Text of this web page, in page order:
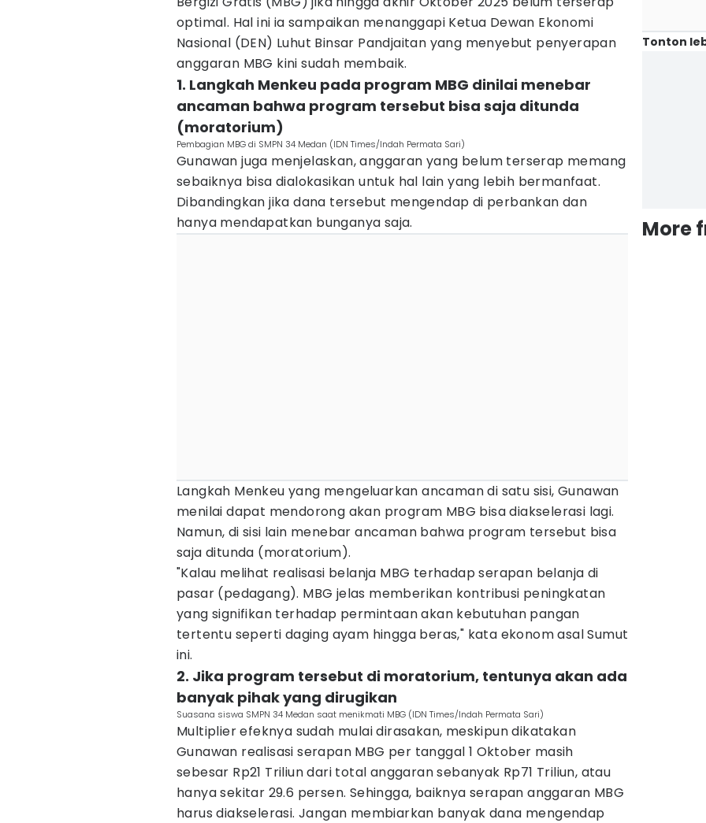
optimal. Hal ini ia sampaikan menanggapi Ketua Dewan Ekonomi
Nasional (DEN) Luhut Binsar Pandjaitan yang menyebut penyerapan
anggaran MBG kini sudah membaik.
1. Langkah Menkeu pada program MBG dinilai menebar
ancaman bahwa program tersebut bisa saja ditunda
(moratorium)
Pembagian MBG di SMPN 34 Medan (IDN Times/Indah Permata Sari)
Gunawan juga menjelaskan, anggaran yang belum terserap memang
sebaiknya bisa dialokasikan untuk hal lain yang lebih bermanfaat.
Dibandingkan jika dana tersebut mengendap di perbankan dan
hanya mendapatkan bunganya saja.
Langkah Menkeu yang mengeluarkan ancaman di satu sisi, Gunawan
menilai dapat mendorong akan program MBG bisa diakselerasi lagi.
Namun, di sisi lain menebar ancaman bahwa program tersebut bisa
saja ditunda (moratorium).
"Kalau melihat realisasi belanja MBG terhadap serapan belanja di
pasar (pedagang). MBG jelas memberikan kontribusi peningkatan
yang signifikan terhadap permintaan akan kebutuhan pangan
tertentu seperti daging ayam hingga beras," kata ekonom asal Sumut
ini.
2. Jika program tersebut di moratorium, tentunya akan ada
banyak pihak yang dirugikan
Suasana siswa SMPN 34 Medan saat menikmati MBG (IDN Times/Indah Permata Sari)
Multiplier efeknya sudah mulai dirasakan, meskipun dikatakan
Gunawan realisasi serapan MBG per tanggal 1 Oktober masih
sebesar Rp21 Triliun dari total anggaran sebanyak Rp71 Triliun, atau
hanya sekitar 29.6 persen. Sehingga, baiknya serapan anggaran MBG
harus diakselerasi. Jangan membiarkan banyak dana mengendap
Tonton
More